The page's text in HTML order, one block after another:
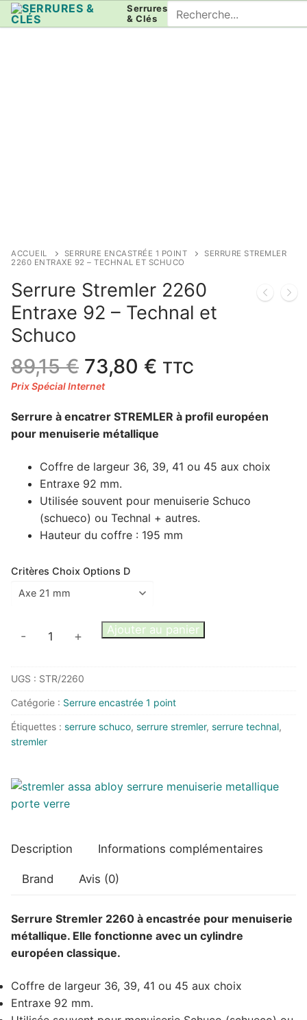
Aller
au
Serrures
& Clés
Rechercher
:
ACCUEIL SERRURE ENCASTRÉE 1 POINT
SERRURE STREMLER
2260 ENTRAXE 92 – TECHNAL ET SCHUCO
Serrure Stremler 2260
Entraxe 92 – Technal et
Schuco
89,15€ Le
prix
était :
89,15 €.
73,80 € Le
est :
73,80 €.
TTC
Serrure à encatrer STREMLER à profil européen
pour menuiserie métallique
Coffre de largeur 36, 39, 41 ou 45 aux choix
Entraxe 92 mm.
Utilisée souvent pour menuiserie Schuco
(schueco) ou Technal + autres.
Hauteur du coffre : 195 mm
Critères Choix Options D
quantité
Stremler
2260
92
-
et
Schuco
- + Ajouter au panier
UGS : STR/2260
Catégorie : Serrure encastrée 1 point
Étiquettes : serrure schuco, serrure stremler, serrure technal,
stremler
Description Informations complémentaires
Brand Avis (0)
Serrure Stremler 2260 à encastrée pour menuiserie
métallique. Elle fonctionne avec un cylindre
européen classique.
Coffre de largeur 36, 39, 41 ou 45 aux choix
Entraxe 92 mm.